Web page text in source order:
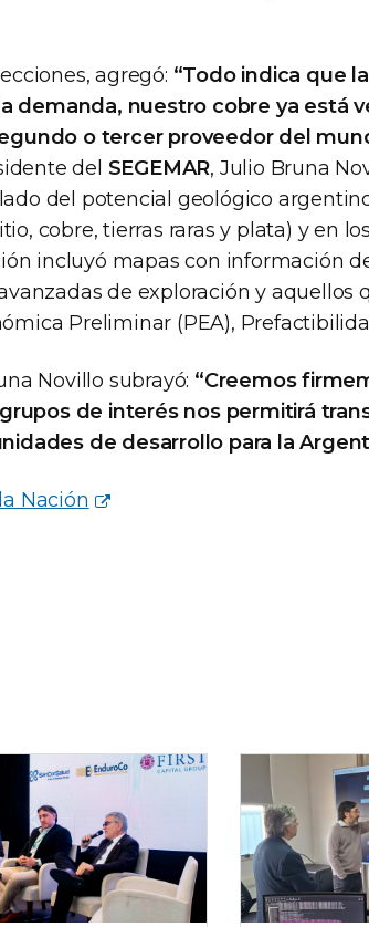
agregó: “Todo indica que
demanda, nuestro cobre ya está
o tercer proveedor del
del SEGEMAR, Julio Bruna
del potencial geológico
cobre, tierras raras y plata) y en
incluyó mapas con información
de exploración y aquellos
Preliminar (PEA),
Novillo subrayó: “Creemos
de interés nos permitirá
de desarrollo para la
Nación